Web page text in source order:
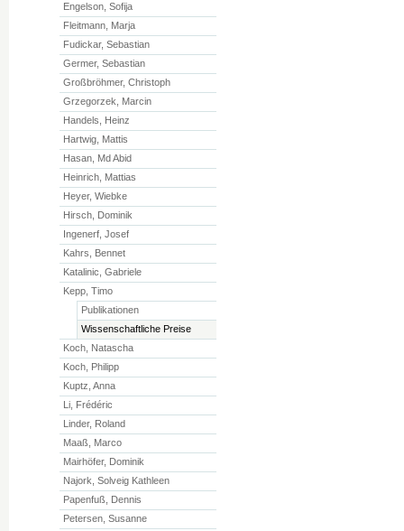
Engelson, Sofija
Fleitmann, Marja
Fudickar, Sebastian
Germer, Sebastian
Großbröhmer, Christoph
Grzegorzek, Marcin
Handels, Heinz
Hartwig, Mattis
Hasan, Md Abid
Heinrich, Mattias
Heyer, Wiebke
Hirsch, Dominik
Ingenerf, Josef
Kahrs, Bennet
Katalinic, Gabriele
Kepp, Timo
Publikationen
Wissenschaftliche Preise
Koch, Natascha
Koch, Philipp
Kuptz, Anna
Li, Frédéric
Linder, Roland
Maaß, Marco
Mairhöfer, Dominik
Najork, Solveig Kathleen
Papenfuß, Dennis
Petersen, Susanne